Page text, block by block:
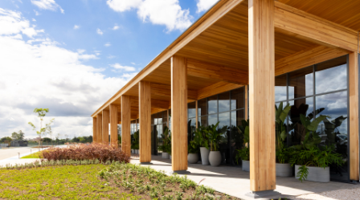
O Pavilhão Parc Autódromo é um projeto sustentável
inserido no masterplan Parc Autódromo, no Paraná.
O volume é construído em estrutura de madeira
engenheirada, com um desenho modular 100%
preparado off-site.
A organização do interior é dividida em área de
diretoria, área de atendimento, áreas de apoio e open
space colaborativo.
O design dialoga com o contexto, onde a transparência